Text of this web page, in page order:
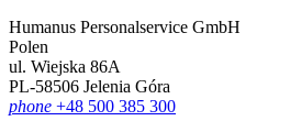
Humanus Personalservice GmbH
Polen
ul. Wiejska 86A
PL-58506 Jelenia Góra
phone +48 500 385 300